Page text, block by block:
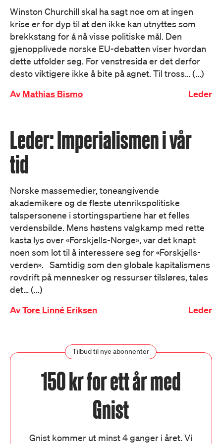
Winston Churchill skal ha sagt noe om at ingen
krise er for dyp til at den ikke kan utnyttes som
brekkstang for å nå visse politiske mål. Den
gjenopplivede norske EU-debatten viser hvordan
dette utfolder seg. For venstresida er det derfor
desto viktigere ikke å bite på agnet. Til tross… (...)
AvMathias Bismo Leder
Leder: Imperialismen i vår
tid
Norske massemedier, toneangivende
akademikere og de fleste utenrikspolitiske
talspersonene i stortingspartiene har et felles
verdensbilde. Mens høstens valgkamp med rette
kasta lys over «Forskjells-Norge», var det knapt
noen som lot til å interessere seg for «Forskjells-
verden». Samtidig som den globale kapitalismens
rovdrift på mennesker og ressurser tilsløres, tales
det… (...)
AvTore Linné Eriksen Leder
Tilbud til nye abonnenter
150 kr for ett år med
Gnist
Gnist kommer ut minst 4 ganger i året. Vi